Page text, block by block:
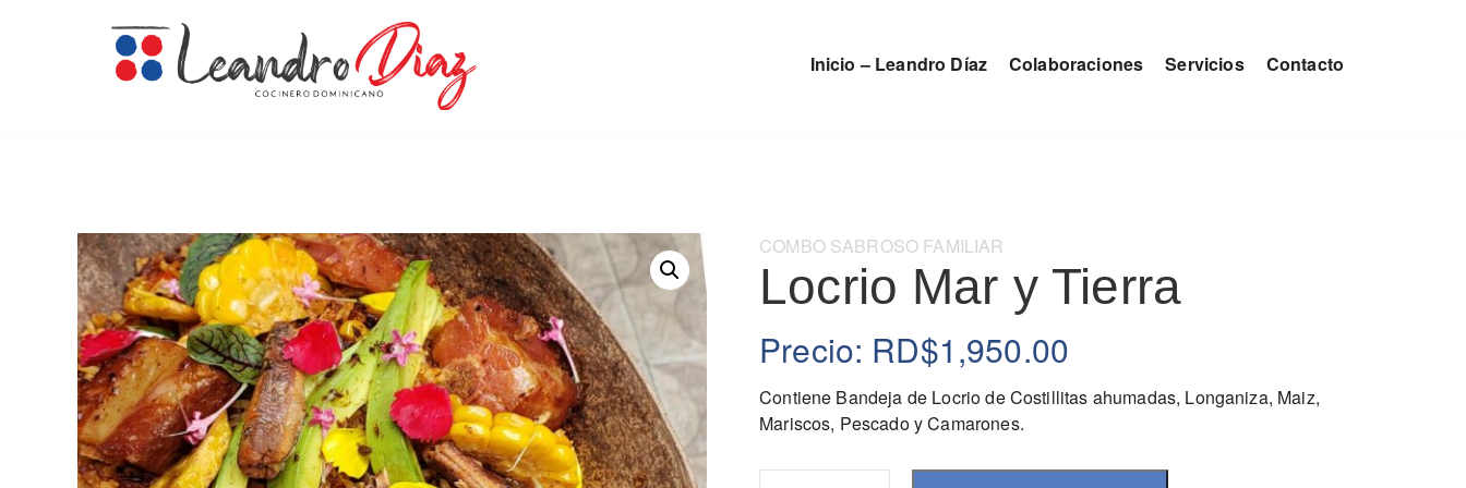
Inicio – Leandro Díaz Colaboraciones Servicios Contacto
Categoría:
COMBO SABROSO FAMILIAR
Locrio Mar y Tierra
Precio: RD$1,950.00
Contiene Bandeja de Locrio de Costillitas ahumadas, Longaniza, Maiz,
Mariscos, Pescado y Camarones.